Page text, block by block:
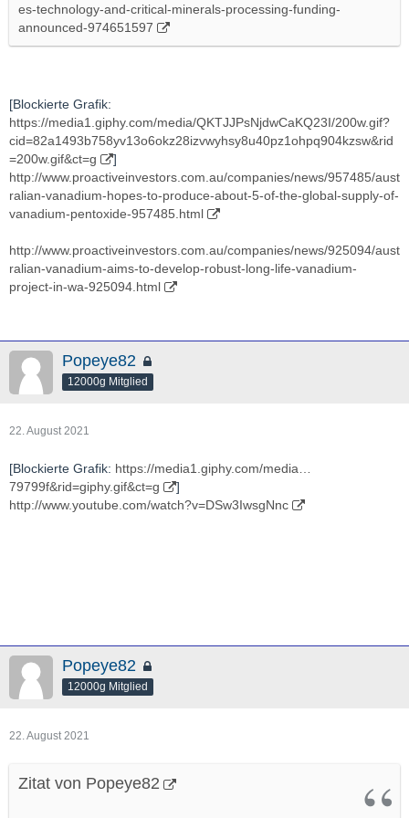
post_id=54978295&utm_term=BCI
es-technology-and-critical-minerals-processing-funding-
announced-974651597
[Blockierte Grafik:
https://media1.giphy.com/media/QKTJJPsNjdwCaKQ23I/200w.gif?
cid=82a1493b758yv13o6okz28izvwyhsy8u40pz1ohpq904kzsw&rid
=200w.gif&ct=g
]
http://www.proactiveinvestors.com.au/companies/news/957485/aust
ralian-vanadium-hopes-to-produce-about-5-of-the-global-supply-of-
vanadium-pentoxide-957485.html
http://www.proactiveinvestors.com.au/companies/news/925094/aust
ralian-vanadium-aims-to-develop-robust-long-life-vanadium-
project-in-wa-925094.html
Popeye82
12000g Mitglied
22. August 2021
[Blockierte Grafik: https://media1.giphy.com/media…
79799f&rid=giphy.gif&ct=g
]
http://www.youtube.com/watch?v=DSw3IwsgNnc
Popeye82
12000g Mitglied
22. August 2021
Zitat von Popeye82